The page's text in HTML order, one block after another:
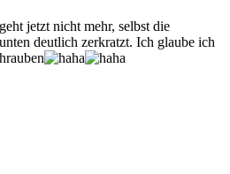
jetzt nicht mehr, selbst die
deutlich zerkratzt. Ich glaube ich